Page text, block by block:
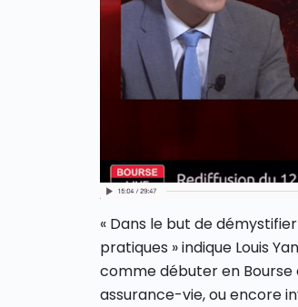
« Dans le but de
pratiques » indique Louis
comme débuter en
assurance-vie, ou encore